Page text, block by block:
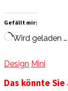
Gefällt mir:
Wird geladen …
Design Mini
Das könnte